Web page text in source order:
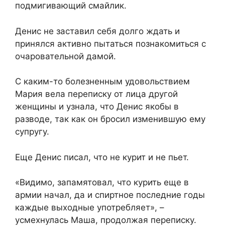
подмигивающий смайлик.
Денис не заставил себя долго ждать и
принялся активно пытаться познакомиться с
очаровательной дамой.
С каким-то болезненным удовольствием
Мария вела переписку от лица другой
женщины и узнала, что Денис якобы в
разводе, так как он бросил изменившую ему
супругу.
Еще Денис писал, что не курит и не пьет.
«Видимо, запамятовал, что курить еще в
армии начал, да и спиртное последние годы
каждые выходные употребляет», –
усмехнулась Маша, продолжая переписку.